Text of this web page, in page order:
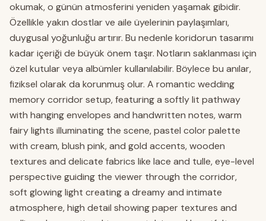
okumak, o günün atmosferini yeniden yaşamak gibidir.
Özellikle yakın dostlar ve aile üyelerinin paylaşımları,
duygusal yoğunluğu artırır. Bu nedenle koridorun tasarımı
kadar içeriği de büyük önem taşır. Notların saklanması için
özel kutular veya albümler kullanılabilir. Böylece bu anılar,
fiziksel olarak da korunmuş olur. A romantic wedding
memory corridor setup, featuring a softly lit pathway
with hanging envelopes and handwritten notes, warm
fairy lights illuminating the scene, pastel color palette
with cream, blush pink, and gold accents, wooden
textures and delicate fabrics like lace and tulle, eye-level
perspective guiding the viewer through the corridor,
soft glowing light creating a dreamy and intimate
atmosphere, high detail showing paper textures and